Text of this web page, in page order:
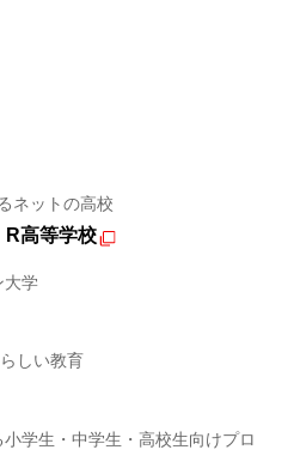
ネットの高校
R高等学校
大学
しい教育
学生・中学生・高校生向けプロ